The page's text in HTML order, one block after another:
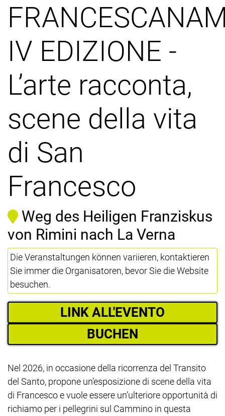
IV EDIZIONE -
L’arte racconta,
scene della vita
di San
Francesco
Weg des Heiligen Franziskus
von Rimini nach La Verna
Die Veranstaltungen können variieren, kontaktieren
Sie immer die Organisatoren, bevor Sie die Website
besuchen.
LINK ALL'EVENTO
BUCHEN
Nel 2026, in occasione della ricorrenza del Transito
del Santo, propone un’esposizione di scene della vita
di Francesco e vuole essere un’ulteriore opportunità di
richiamo per i pellegrini sul Cammino in questa